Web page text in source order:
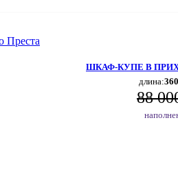
ШКАФ-КУПЕ В
длина:
88